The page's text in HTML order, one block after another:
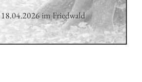
im Friedwald